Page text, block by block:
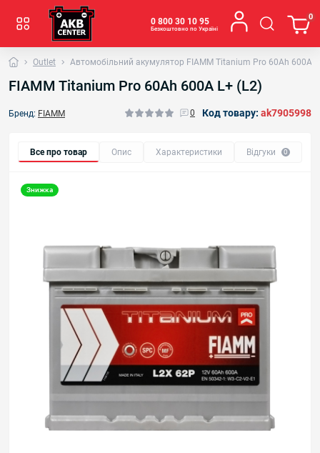
0 800 30 10 95
Безкоштовно по Україні
0
Outlet Автомобільний акумулятор FIAMM Titanium Pro 60Аh 600А
FIAMM Titanium Pro 60Аh 600А L+ (L2)
Бренд: FIAMM 0 Код товару: ak7905998
Все про товар Опис Характеристики Відгуки 0
Знижка